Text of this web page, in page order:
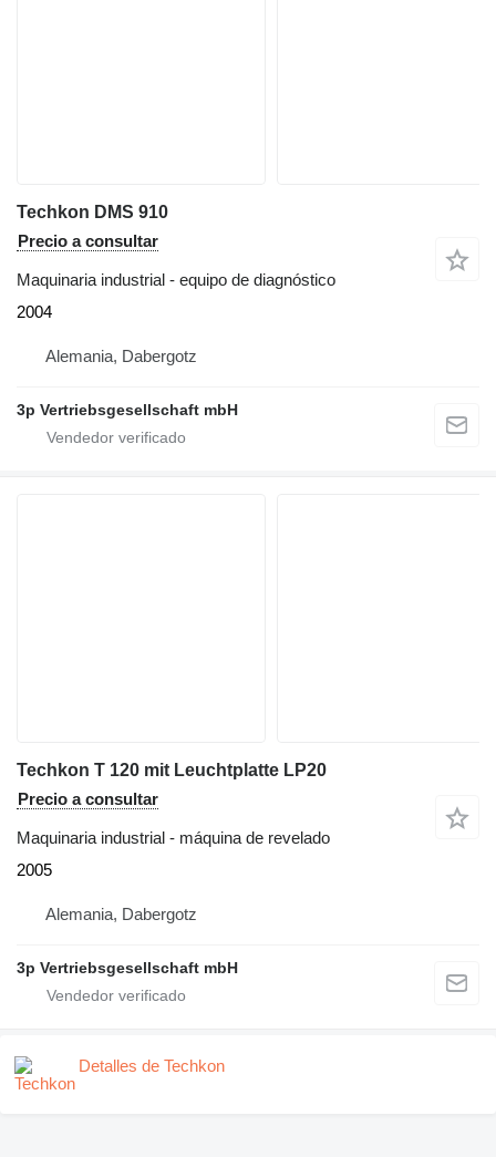
Techkon DMS 910
Precio a consultar
Maquinaria industrial - equipo de diagnóstico
2004
Alemania, Dabergotz
3p Vertriebsgesellschaft mbH
Techkon T 120 mit Leuchtplatte LP20
Precio a consultar
Maquinaria industrial - máquina de revelado
2005
Alemania, Dabergotz
3p Vertriebsgesellschaft mbH
Detalles de Techkon